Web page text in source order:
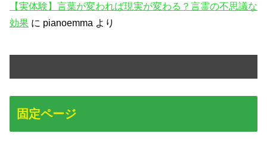
【実体験】言葉が変われば現実が変わる？言霊の不思議な
効果 に pianoemma より
固定ページ